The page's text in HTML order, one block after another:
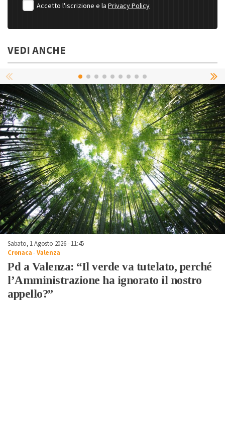
Accetto l'iscrizione e la Privacy Policy
VEDI ANCHE
Sabato, 1 Agosto 2026 - 11:45
Cronaca-Valenza
Pd a Valenza: “Il verde va tutelato, perché
l’Amministrazione ha ignorato il nostro
appello?”